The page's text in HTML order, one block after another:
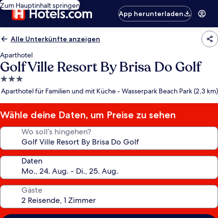
Zum Hauptinhalt springen
App herunterladen
Alle Unterkünfte anzeigen
Aparthotel
Golf Ville Resort By Brisa Do Golf
3.0-
Sterne-
Aparthotel für Familien und mit Küche - Wasserpark Beach Park (2,3 km)
Wähle deine Daten, um Preise zu sehen
Wo soll’s hingehen?
Daten
Gäste